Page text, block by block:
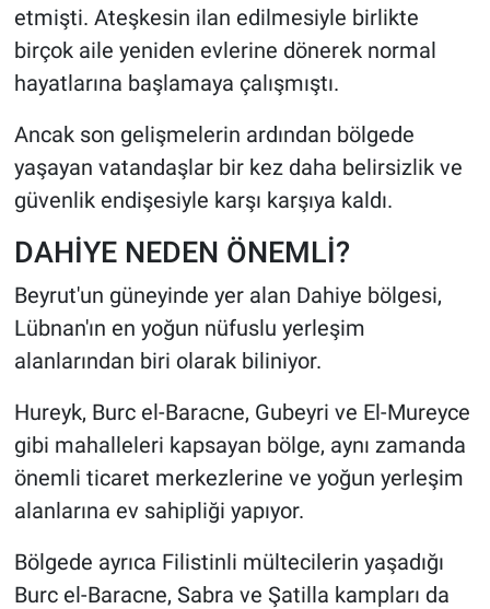
etmişti. Ateşkesin ilan edilmesiyle birlikte
birçok aile yeniden evlerine dönerek normal
hayatlarına başlamaya çalışmıştı.
Ancak son gelişmelerin ardından bölgede
yaşayan vatandaşlar bir kez daha belirsizlik ve
güvenlik endişesiyle karşı karşıya kaldı.
DAHİYE NEDEN ÖNEMLİ?
Beyrut'un güneyinde yer alan Dahiye bölgesi,
Lübnan'ın en yoğun nüfuslu yerleşim
alanlarından biri olarak biliniyor.
Hureyk, Burc el-Baracne, Gubeyri ve El-Mureyce
gibi mahalleleri kapsayan bölge, aynı zamanda
önemli ticaret merkezlerine ve yoğun yerleşim
alanlarına ev sahipliği yapıyor.
Bölgede ayrıca Filistinli mültecilerin yaşadığı
Burc el-Baracne, Sabra ve Şatilla kampları da